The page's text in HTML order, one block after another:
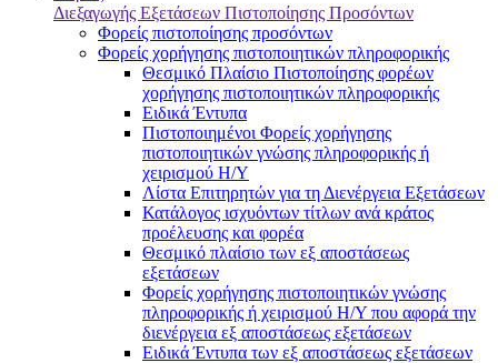
Διεξαγωγής Εξετάσεων Πιστοποίησης Προσόντων
Φορείς πιστοποίησης προσόντων
Φορείς χορήγησης πιστοποιητικών πληροφορικής
Θεσμικό Πλαίσιο Πιστοποίησης φορέων
χορήγησης πιστοποιητικών πληροφορικής
Ειδικά Έντυπα
Πιστοποιημένοι Φορείς χορήγησης
πιστοποιητικών γνώσης πληροφορικής ή
χειρισμού Η/Υ
Λίστα Επιτηρητών για τη Διενέργεια Εξετάσεων
Κατάλογος ισχυόντων τίτλων ανά κράτος
προέλευσης και φορέα
Θεσμικό πλαίσιο των εξ αποστάσεως
εξετάσεων
Φορείς χορήγησης πιστοποιητικών γνώσης
πληροφορικής ή χειρισμού Η/Υ που αφορά την
διενέργεια εξ αποστάσεως εξετάσεων
Ειδικά Έντυπα των εξ αποστάσεως εξετάσεων